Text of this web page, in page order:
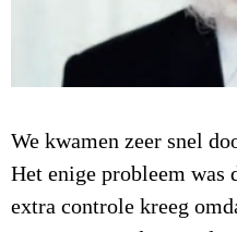
We kwamen zeer snel
Het enige probleem
extra controle kreeg